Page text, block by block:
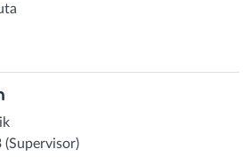
(Supervisor)